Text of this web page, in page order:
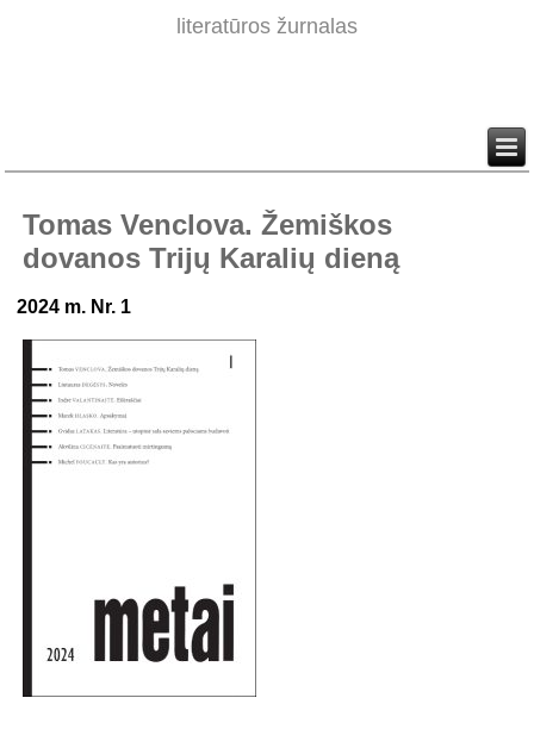
literatūros žurnalas
Tomas Venclova. Žemiškos
dovanos Trijų Karalių dieną
2024 m. Nr. 1